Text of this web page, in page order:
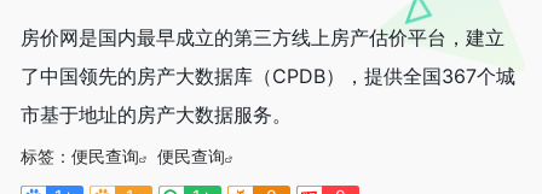
房价网是国内最早成立的第三方线上房产估价平台，建立
了中国领先的房产大数据库（CPDB），提供全国367个城
市基于地址的房产大数据服务。
标签： 便民查询
便民查询